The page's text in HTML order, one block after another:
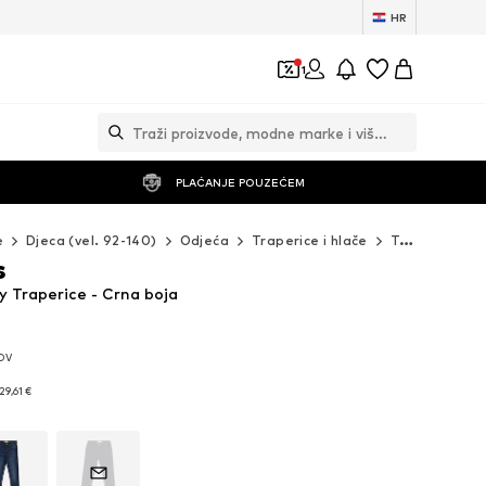
HR
1
PLAĆANJE POUZEĆEM
Djeca (vel. 92-140) Odjeća Traperice i hlače Traperice
29,61 €
Traperice - Crna boja